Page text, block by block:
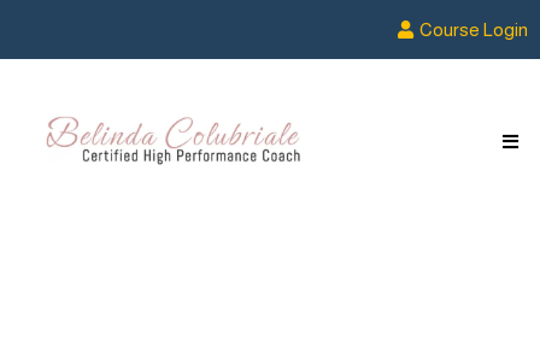
Course Login